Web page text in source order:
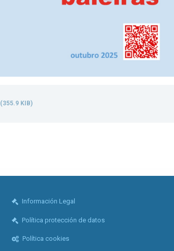
(355.9 KIB)
Información Legal
Política protección de datos
Política cookies